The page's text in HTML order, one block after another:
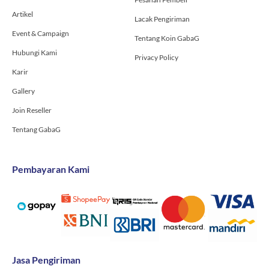
Artikel
Event & Campaign
Hubungi Kami
Karir
Gallery
Join Reseller
Tentang GabaG
Lacak Pengiriman
Tentang Koin GabaG
Privacy Policy
Pembayaran Kami
Jasa Pengiriman